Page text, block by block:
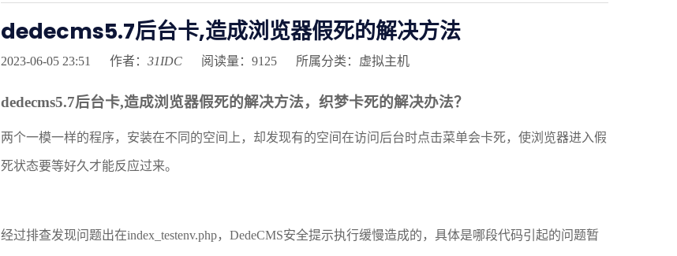
dedecms5.7后台卡,造成浏览器假死的解决方法
2023-06-05 23:51 作者： 31IDC 阅读量：9125 所属分类：虚拟主机
dedecms5.7后台卡,造成浏览器假死的解决方法，织梦卡死的解决办法？
两个一模一样的程序，安装在不同的空间上，却发现有的空间在访问后台时点击菜单会卡死，使浏览器进入假
死状态要等好久才能反应过来。
经过排查发现问题出在index_testenv.php，DedeCMS安全提示执行缓慢造成的，具体是哪段代码引起的问题暂